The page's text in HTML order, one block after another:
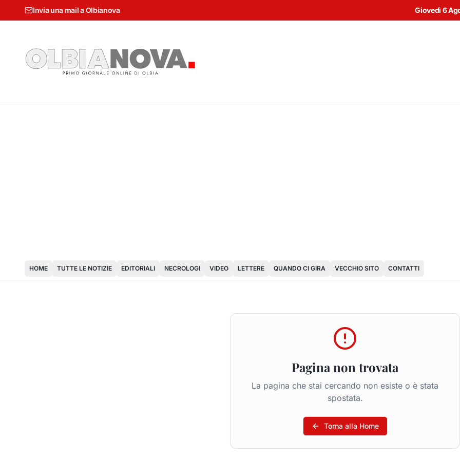
Invia una mail a Olbianova Giovedì 6
HOME TUTTE LE NOTIZIE EDITORIALI NECROLOGI VIDEO LETTERE QUANDO CI GIRA VECCHIO SITO CONTATTI
Pagina non trovata
La pagina che stai cercando non esiste o è stata
spostata.
Torna alla Home